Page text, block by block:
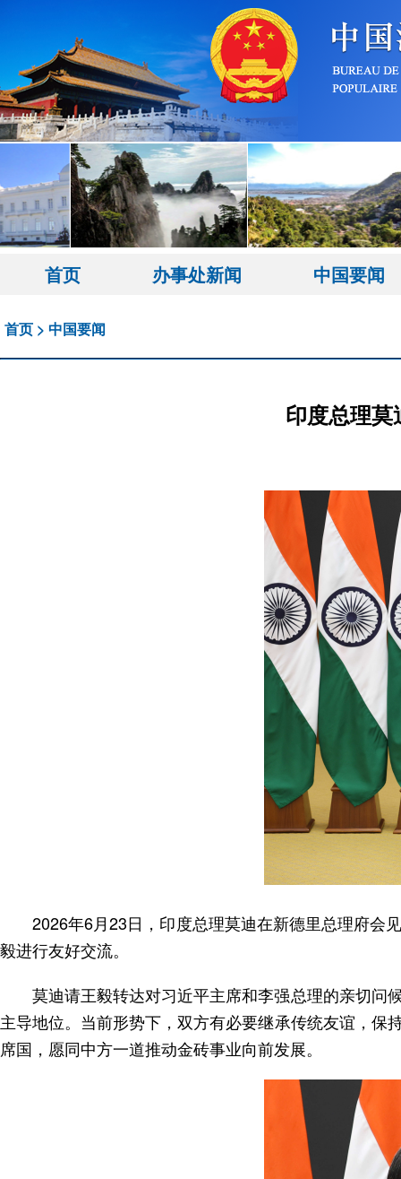
首页 办事处新闻 中国要闻
首页 > 中国要闻
印度总理
2026年6月23日，印度总理莫迪在新德里总理府会
毅进行友好交流。
莫迪请王毅转达对习近平主席和李强总理的亲切问
主导地位。当前形势下，双方有必要继承传统友谊，
席国，愿同中方一道推动金砖事业向前发展。